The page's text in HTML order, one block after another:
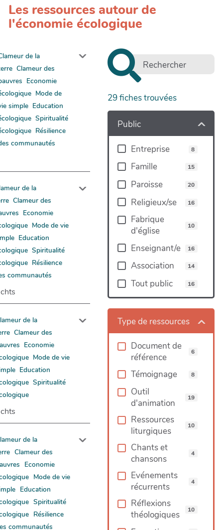
Les ressources autour de
l'économie écologique
29fiches trouvées
Public
Entreprise 8
Famille 15
Paroisse 20
Religieux/se 16
Fabrique
d'église
10
Enseignant/e 16
Association 14
Tout public 16
Type de ressources
Document de
référence
6
Témoignage 8
Outil
d'animation
19
Ressources
liturgiques
10
Chants et
chansons
4
Evénements
récurrents
4
Réflexions
théologiques
10
de la
Clameur des
Economie
Mode de
simple Education
Spiritualité
Résilience
communautés
de la
Clameur des
Economie
Mode de vie
Education
Spiritualité
Résilience
communautés
de la
Clameur des
Economie
Mode de vie
Education
Spiritualité
de la
Clameur des
Economie
Mode de vie
Education
Spiritualité
Résilience
communautés